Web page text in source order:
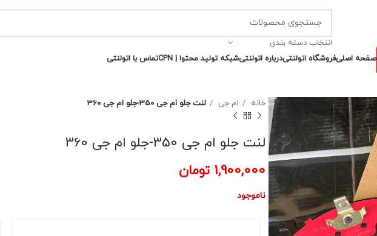
انتخاب دسته بندی
صفحه اصلیفروشگاه اتولنتیدرباره اتولنتیشبکه تولید محتوا | CPN تماس با اتولنتی
خانه ام جی لنت جلو ام جی 350-جلو ام جی 360
لنت جلو ام جی 350-جلو ام جی 360
1,900,000 تومان
ناموجود